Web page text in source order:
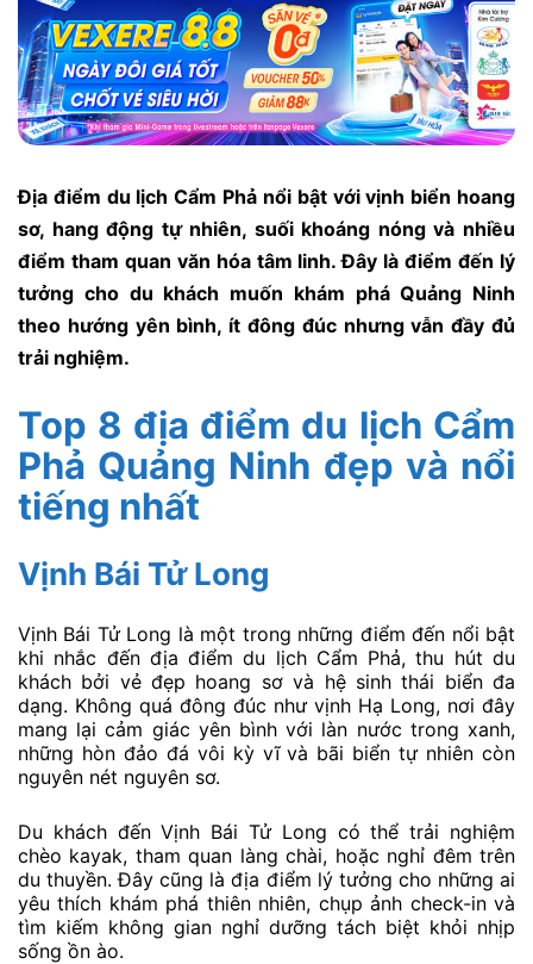
Địa điểm du lịch Cẩm Phả nổi bật với vịnh biển hoang
sơ, hang động tự nhiên, suối khoáng nóng và nhiều
điểm tham quan văn hóa tâm linh. Đây là điểm đến lý
tưởng cho du khách muốn khám phá Quảng Ninh
theo hướng yên bình, ít đông đúc nhưng vẫn đầy đủ
trải nghiệm.
Top 8 địa điểm du lịch Cẩm
Phả Quảng Ninh đẹp và nổi
tiếng nhất
Vịnh Bái Tử Long
Vịnh Bái Tử Long là một trong những điểm đến nổi bật
khi nhắc đến địa điểm du lịch Cẩm Phả, thu hút du
khách bởi vẻ đẹp hoang sơ và hệ sinh thái biển đa
dạng. Không quá đông đúc như vịnh Hạ Long, nơi đây
mang lại cảm giác yên bình với làn nước trong xanh,
những hòn đảo đá vôi kỳ vĩ và bãi biển tự nhiên còn
nguyên nét nguyên sơ.
Du khách đến Vịnh Bái Tử Long có thể trải nghiệm
chèo kayak, tham quan làng chài, hoặc nghỉ đêm trên
du thuyền. Đây cũng là địa điểm lý tưởng cho những ai
yêu thích khám phá thiên nhiên, chụp ảnh check-in và
tìm kiếm không gian nghỉ dưỡng tách biệt khỏi nhịp
sống ồn ào.